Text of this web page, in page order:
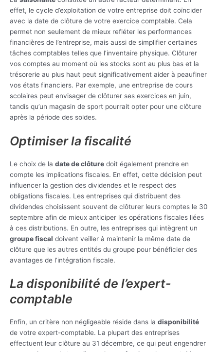
effet, le cycle d’exploitation de votre entreprise doit coïncider
avec la date de clôture de votre exercice comptable. Cela
permet non seulement de mieux refléter les performances
financières de l’entreprise, mais aussi de simplifier certaines
tâches comptables telles que l’inventaire physique. Clôturer
vos comptes au moment où les stocks sont au plus bas et la
trésorerie au plus haut peut significativement aider à peaufiner
vos états financiers. Par exemple, une entreprise de cours
scolaires peut envisager de clôturer ses exercices en juin,
tandis qu’un magasin de sport pourrait opter pour une clôture
après la période des soldes.
Optimiser la fiscalité
Le choix de la date de clôture doit également prendre en
compte les implications fiscales. En effet, cette décision peut
influencer la gestion des dividendes et le respect des
obligations fiscales. Les entreprises qui distribuent des
dividendes choisissent souvent de clôturer leurs comptes le 30
septembre afin de mieux anticiper les opérations fiscales liées
à ces distributions. En outre, les entreprises qui intègrent un
groupe fiscal doivent veiller à maintenir la même date de
clôture que les autres entités du groupe pour bénéficier des
avantages de l’intégration fiscale.
La disponibilité de l’expert-
comptable
Enfin, un critère non négligeable réside dans la disponibilité
de votre expert-comptable. La plupart des entreprises
effectuent leur clôture au 31 décembre, ce qui peut engendrer